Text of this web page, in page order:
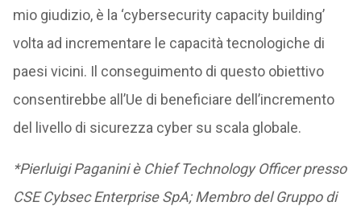
mio giudizio, è la ‘cybersecurity capacity building’
volta ad incrementare le capacità tecnologiche di
paesi vicini. Il conseguimento di questo obiettivo
consentirebbe all’Ue di beneficiare dell’incremento
del livello di sicurezza cyber su scala globale.
*Pierluigi Paganini è Chief Technology Officer presso
CSE Cybsec Enterprise SpA; Membro del Gruppo di